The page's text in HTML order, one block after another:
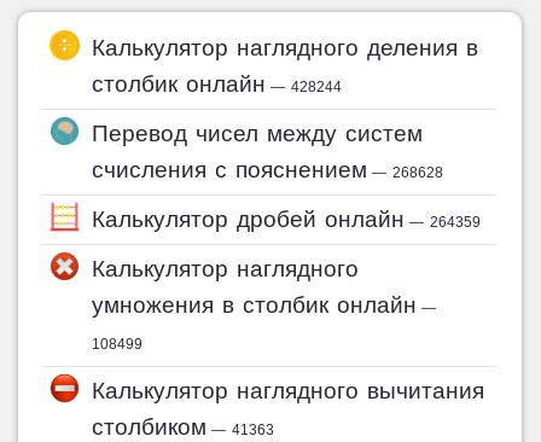
Калькулятор наглядного деления в
столбик онлайн — 428244
Перевод чисел между систем
счисления с пояснением — 268628
Калькулятор дробей онлайн — 264359
Калькулятор наглядного
умножения в столбик онлайн —
108499
Калькулятор наглядного вычитания
столбиком — 41363